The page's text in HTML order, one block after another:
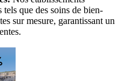
que des soins de bien-
sur mesure, garantissant un